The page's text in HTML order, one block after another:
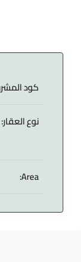
كود
نوع العقار:
Area: